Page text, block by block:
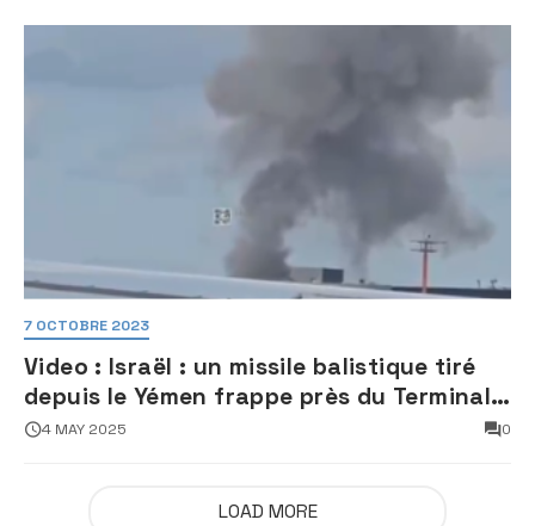
7 OCTOBRE 2023
Video : Israël : un missile balistique tiré
depuis le Yémen frappe près du Terminal
3 de l’aéroport Ben Gourion
4 MAY 2025 0
LOAD MORE